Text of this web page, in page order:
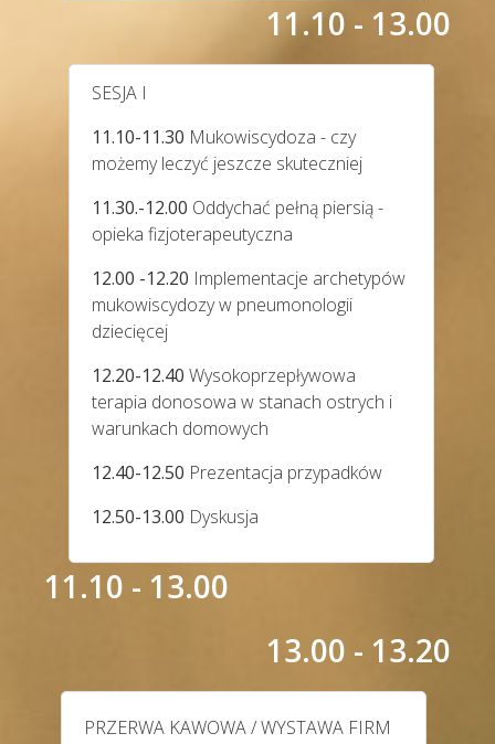
11.10 - 13.00
SESJA I
11.10-11.30 Mukowiscydoza - czy
możemy leczyć jeszcze skuteczniej
11.30.-12.00 Oddychać pełną piersią -
opieka fizjoterapeutyczna
12.00 -12.20 Implementacje archetypów
mukowiscydozy w pneumonologii
dziecięcej
12.20-12.40 Wysokoprzepływowa
terapia donosowa w stanach ostrych i
warunkach domowych
12.40-12.50 Prezentacja przypadków
12.50-13.00 Dyskusja
11.10 - 13.00
13.00 - 13.20
PRZERWA KAWOWA / WYSTAWA FIRM